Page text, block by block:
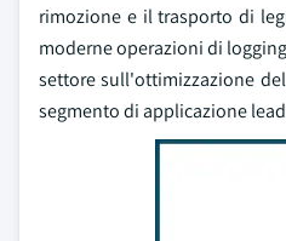
rimozione e il trasporto di
moderne operazioni di
settore sull'ottimizzazione
segmento di applicazione